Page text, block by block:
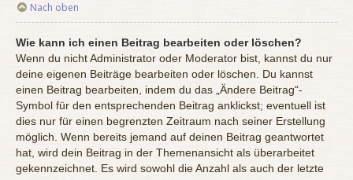
Nach oben
Wie kann ich einen Beitrag bearbeiten oder löschen?
Wenn du nicht Administrator oder Moderator bist, kannst du nur
deine eigenen Beiträge bearbeiten oder löschen. Du kannst
einen Beitrag bearbeiten, indem du das „Ändere Beitrag“-
Symbol für den entsprechenden Beitrag anklickst; eventuell ist
dies nur für einen begrenzten Zeitraum nach seiner Erstellung
möglich. Wenn bereits jemand auf deinen Beitrag geantwortet
hat, wird dein Beitrag in der Themenansicht als überarbeitet
gekennzeichnet. Es wird sowohl die Anzahl als auch der letzte